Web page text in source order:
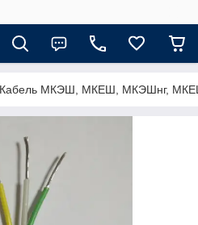
Кабель МКЭШ, МКЕШ, МКЭШнг,